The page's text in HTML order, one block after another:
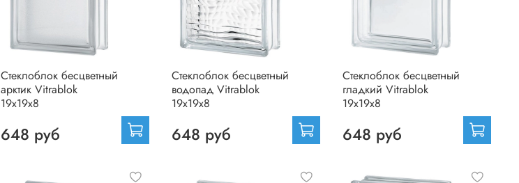
Стеклоблок бесцветный
арктик Vitrablok
19х19х8
648 руб
Стеклоблок бесцветный
водопад Vitrablok
19х19х8
648 руб
Стеклоблок бесцветный
гладкий Vitrablok
19х19х8
648 руб